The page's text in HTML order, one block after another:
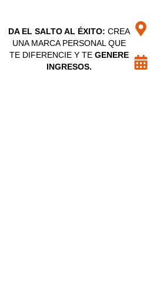
DA EL SALTO AL ÉXITO: CREA
UNA MARCA PERSONAL QUE
TE DIFERENCIE Y TE GENERE
INGRESOS.